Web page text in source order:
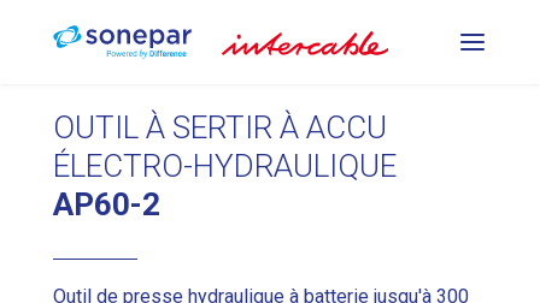
OUTILS DE SERTISSAGE
OUTILS D'ESTAMPAGE ET DE
OUTIL À SERTIR À ACCU
ÉLECTRO-HYDRAULIQUE
AP60-2
Outil de presse hydraulique à batterie jusqu'à 300